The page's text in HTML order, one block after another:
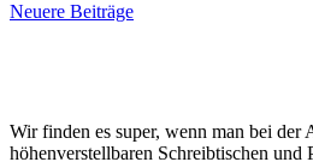
Neuere Beiträge
Wir finden es super, wenn man bei der
höhenverstellbaren Schreibtischen